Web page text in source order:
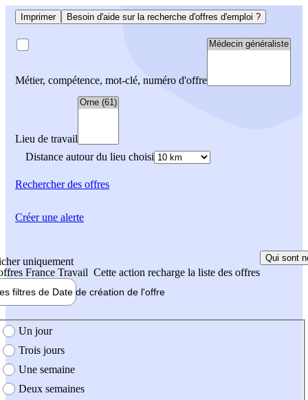
Imprimer Besoin d'aide sur la recherche d'offres d'emploi ?
Métier, compétence, mot-clé, numéro d'offre
Lieu de travail
Distance autour du lieu choisi
Rechercherdes offres
uniquement
France Travail Cette action recharge la liste des offres
Qui sont
filtres de Date de création de l'offre
création de l'offre
Un jour
Trois jours
Une semaine
Deux semaines
Créer une alerte